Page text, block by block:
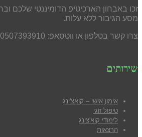
זכו באבחון הארכיטיפ הדומיננטי שלכם
מסע הגיבור ללא עלות.
צרו קשר בטלפון או ווטסאפ: 0507393910
שירותים
אימון אישי – קואצ'ינג
טיפול זוגי
לימודי קוא'צינג
הרצאות